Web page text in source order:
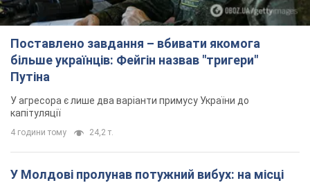
Поставлено завдання – вбивати якомога
більше українців: Фейгін назвав "тригери"
Путіна
У агресора є лише два варіанти примусу України до
капітуляції
4 години тому 24,2 т.
У Молдові пролунав потужний вибух: на місці